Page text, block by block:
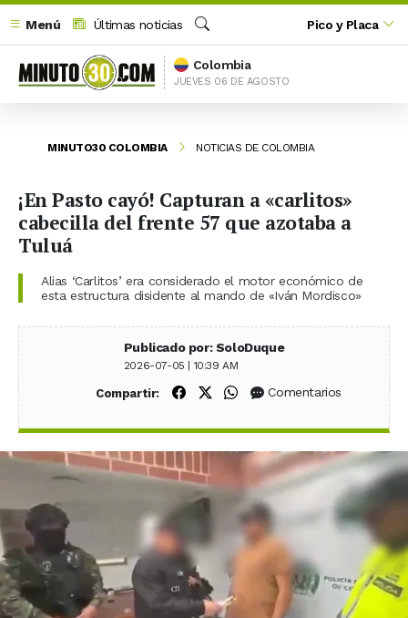
Menú
Últimas noticias
Buscar
Pico y Placa
Colombia
JUEVES 06 DE AGOSTO
MINUTO30 COLOMBIA NOTICIAS DE COLOMBIA
¡En Pasto cayó! Capturan a «carlitos»
cabecilla del frente 57 que azotaba a
Tuluá
Alias ‘Carlitos’ era considerado el motor económico de
esta estructura disidente al mando de «Iván Mordisco»
Publicado por: SoloDuque
2026-07-05 | 10:39 AM
Compartir: Compartir en Facebook
Compartir en X (Twitter)
Compartir en WhatsApp
Comentarios